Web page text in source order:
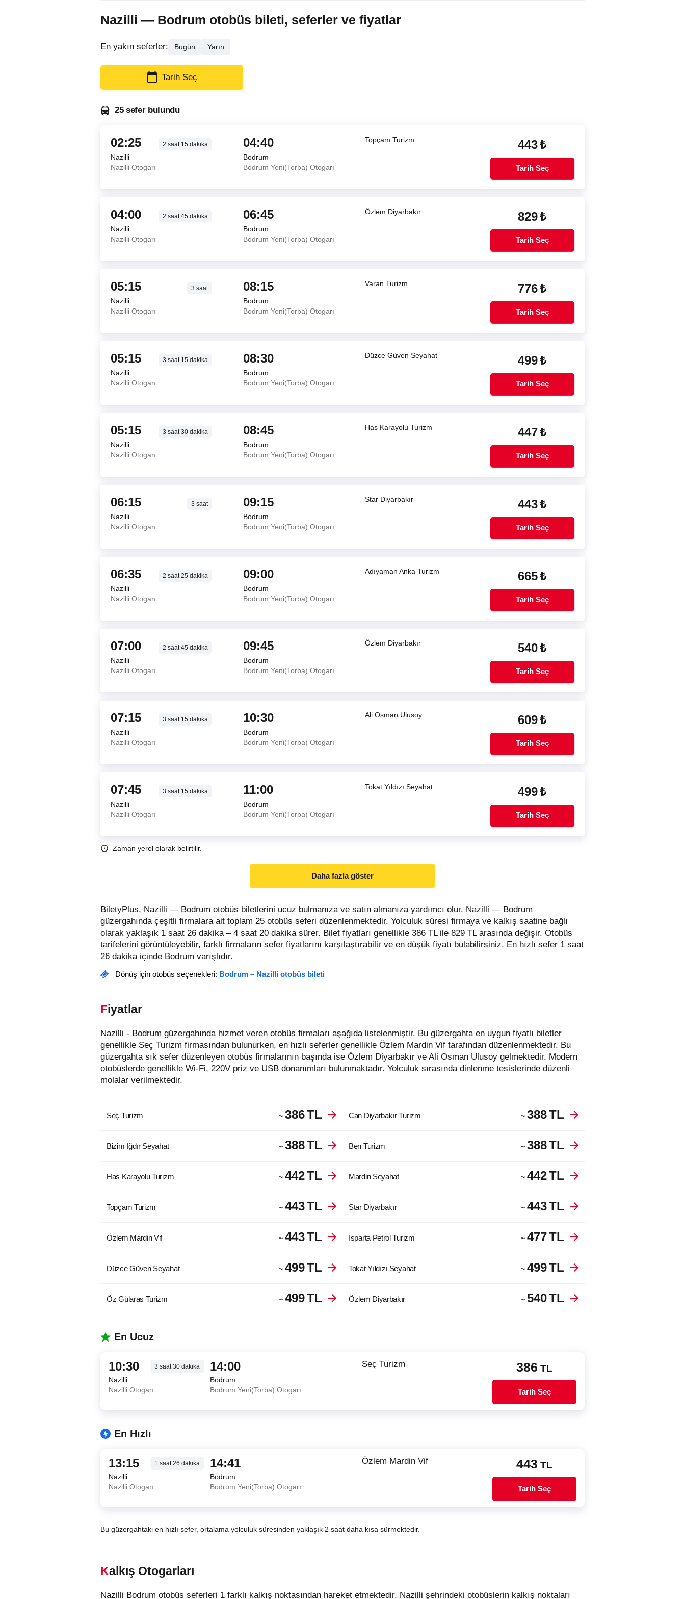
Nazilli — Bodrum otobüs bileti, seferler ve fiyatlar
En yakın seferler: Bugün Yarın
Tarih Seç
25 sefer bulundu
02:25 2 saat15 dakika
Nazilli
Nazilli Otogarı
04:40
Bodrum
Bodrum Yeni(Torba) Otogarı
Topçam Turizm 443₺
Tarih Seç
04:00 2 saat45 dakika
Nazilli
Nazilli Otogarı
06:45
Bodrum
Bodrum Yeni(Torba) Otogarı
Özlem Diyarbakır 829₺
Tarih Seç
05:15 3 saat
Nazilli
Nazilli Otogarı
08:15
Bodrum
Bodrum Yeni(Torba) Otogarı
Varan Turizm 776₺
Tarih Seç
05:15 3 saat15 dakika
Nazilli
Nazilli Otogarı
08:30
Bodrum
Bodrum Yeni(Torba) Otogarı
Düzce Güven Seyahat 499₺
Tarih Seç
05:15 3 saat30 dakika
Nazilli
Nazilli Otogarı
08:45
Bodrum
Bodrum Yeni(Torba) Otogarı
Has Karayolu Turizm 447₺
Tarih Seç
06:15 3 saat
Nazilli
Nazilli Otogarı
09:15
Bodrum
Bodrum Yeni(Torba) Otogarı
Star Diyarbakır 443₺
Tarih Seç
06:35 2 saat25 dakika
Nazilli
Nazilli Otogarı
09:00
Bodrum
Bodrum Yeni(Torba) Otogarı
Adıyaman Anka Turizm 665₺
Tarih Seç
07:00 2 saat45 dakika
Nazilli
Nazilli Otogarı
09:45
Bodrum
Bodrum Yeni(Torba) Otogarı
Özlem Diyarbakır 540₺
Tarih Seç
07:15 3 saat15 dakika
Nazilli
Nazilli Otogarı
10:30
Bodrum
Bodrum Yeni(Torba) Otogarı
Ali Osman Ulusoy 609₺
Tarih Seç
07:45 3 saat15 dakika
Nazilli
Nazilli Otogarı
11:00
Bodrum
Bodrum Yeni(Torba) Otogarı
Tokat Yıldızı Seyahat 499₺
Tarih Seç
Zaman yerel olarak belirtilir.
Daha fazla göster
BiletyPlus, Nazilli — Bodrum otobüs biletlerini ucuz bulmanıza ve satın almanıza yardımcı olur. Nazilli — Bodrum
güzergahında çeşitli firmalara ait toplam 25 otobüs seferi düzenlenmektedir. Yolculuk süresi firmaya ve kalkış saatine bağlı
olarak yaklaşık 1 saat 26 dakika – 4 saat 20 dakika sürer. Bilet fiyatları genellikle 386 TL ile 829 TL arasında değişir. Otobüs
tarifelerini görüntüleyebilir, farklı firmaların sefer fiyatlarını karşılaştırabilir ve en düşük fiyatı bulabilirsiniz. En hızlı sefer 1 saat
26 dakika içinde Bodrum varışlıdır.
Dönüş için otobüs seçenekleri: Bodrum – Nazilli otobüs bileti
Fiyatlar
Nazilli - Bodrum güzergahında hizmet veren otobüs firmaları aşağıda listelenmiştir. Bu güzergahta en uygun fiyatlı biletler
genellikle Seç Turizm firmasından bulunurken, en hızlı seferler genellikle Özlem Mardin Vif tarafından düzenlenmektedir. Bu
güzergahta sık sefer düzenleyen otobüs firmalarının başında ise Özlem Diyarbakır ve Ali Osman Ulusoy gelmektedir. Modern
otobüslerde genellikle Wi-Fi, 220V priz ve USB donanımları bulunmaktadır. Yolculuk sırasında dinlenme tesislerinde düzenli
molalar verilmektedir.
Seç Turizm ~ 386TL Can Diyarbakır Turizm ~ 388TL
Bizim Iğdır Seyahat ~ 388TL Ben Turizm ~ 388TL
Has Karayolu Turizm ~ 442TL Mardin Seyahat ~ 442TL
Topçam Turizm ~ 443TL Star Diyarbakır ~ 443TL
Özlem Mardin Vif ~ 443TL Isparta Petrol Turizm ~ 477TL
Düzce Güven Seyahat ~ 499TL Tokat Yıldızı Seyahat ~ 499TL
Öz Gülaras Turizm ~ 499TL Özlem Diyarbakır ~ 540TL
En Ucuz
10:30 3 saat30 dakika
Nazilli
Nazilli Otogarı
14:00
Bodrum
Bodrum Yeni(Torba) Otogarı
Seç Turizm 386 TL
Tarih Seç
En Hızlı
13:15 1 saat26 dakika
Nazilli
Nazilli Otogarı
14:41
Bodrum
Bodrum Yeni(Torba) Otogarı
Özlem Mardin Vif 443 TL
Tarih Seç
Bu güzergahtaki en hızlı sefer, ortalama yolculuk süresinden yaklaşık 2 saat daha kısa sürmektedir.
Kalkış Otogarları
Nazilli Bodrum otobüs seferleri 1 farklı kalkış noktasından hareket etmektedir. Nazilli şehrindeki otobüslerin kalkış noktaları